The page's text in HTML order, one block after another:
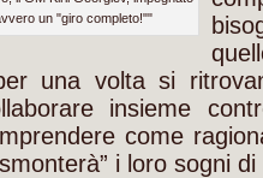
un "giro completo!""
una volta si
insieme
come
i loro sogni